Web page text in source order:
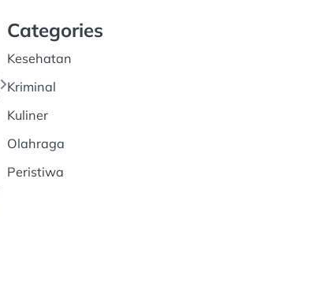
Categories
Kesehatan
Kriminal
Kuliner
Olahraga
Peristiwa